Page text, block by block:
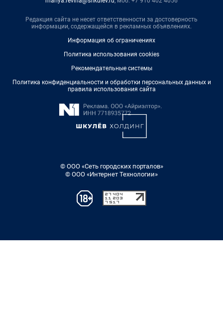
Редакция сайта не несет ответственности за достоверность
информации, содержащейся в рекламных объявлениях.
Информация об ограничениях
Политика использования cookies
Рекомендательные системы
Политика конфиденциальности и обработки персональных данных и
правила использования сайта
© ООО «Сеть городских порталов»
© ООО «Интернет Технологии»